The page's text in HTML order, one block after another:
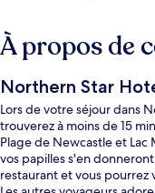
À propos de
Northern Star
Lors de votre séjour dans
trouverez à moins de 15
Plage de Newcastle et
vos papilles s'en
restaurant et vous pourrez